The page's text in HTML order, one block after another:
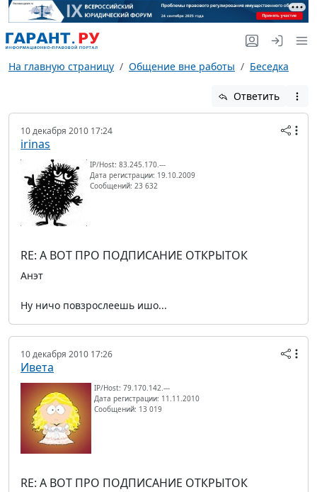
На главную страницу Общение вне работы Беседка
Ответить
10 декабря 2010 17:24
irinas
IP/Host: 83.245.170.---
Дата регистрации: 19.10.2009
Сообщений: 23 632
RE: А ВОТ ПРО ПОДПИСАНИЕ ОТКРЫТОК
Анэт
Ну ничо повзрослеешь ишо...
10 декабря 2010 17:26
Ивета
IP/Host: 79.170.142.---
Дата регистрации: 11.11.2010
Сообщений: 13 019
RE: А ВОТ ПРО ПОДПИСАНИЕ ОТКРЫТОК